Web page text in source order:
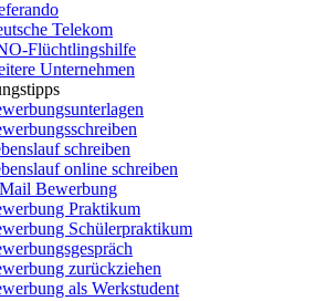
Telekom
Flüchtlingshilfe
Unternehmen
schreiben
online schreiben
Bewerbung
Praktikum
Schülerpraktikum
zurückziehen
als Werkstudent